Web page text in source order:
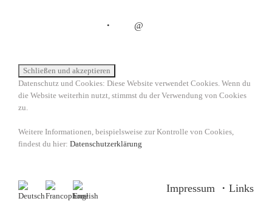
・ @
Datenschutz und Cookies: Diese Website verwendet Cookies. Wenn du
die Website weiterhin nutzt, stimmst du der Verwendung von Cookies
zu.
Weitere Informationen, beispielsweise zur Kontrolle von Cookies,
findest du hier: Datenschutzerklärung
Impressum ・ Links